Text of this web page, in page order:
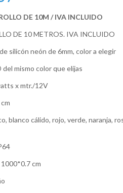
DE 10M / IVA INCLUIDO
DE 10 METROS. IVA INCLUIDO
silicón neón de 6mm, color a elegir
del mismo color que elijas
x mtr./12V
blanco cálido, rojo, verde, naranja,
1000*0.7 cm